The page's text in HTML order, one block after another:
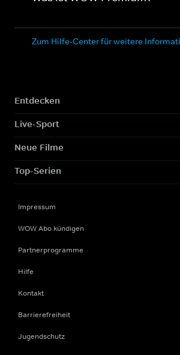
Zum Hilfe-Center für weitere
Entdecken
Live-Sport
Neue Filme
Top-Serien
Impressum
WOW Abo kündigen
Partnerprogramme
Hilfe
Kontakt
Barrierefreiheit
Jugendschutz